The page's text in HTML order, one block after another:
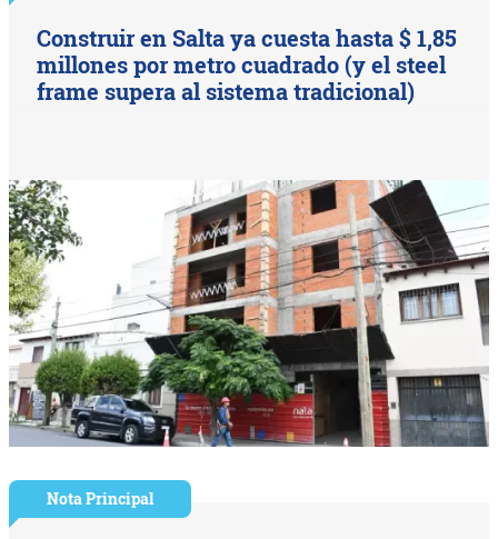
Construir en Salta ya cuesta hasta $ 1,85
millones por metro cuadrado (y el steel
frame supera al sistema tradicional)
Nota Principal